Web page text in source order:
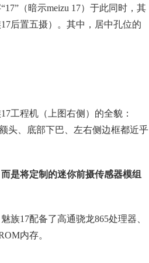
（暗示meizu 17）于此同时，其
后置五摄）。其中，居中孔位的
工程机（上图右侧）的全貌：
头、底部下巴、左右侧边框都近乎
是将定制的迷你前摄传感器模组
族17配备了高通骁龙865处理器、
内存。